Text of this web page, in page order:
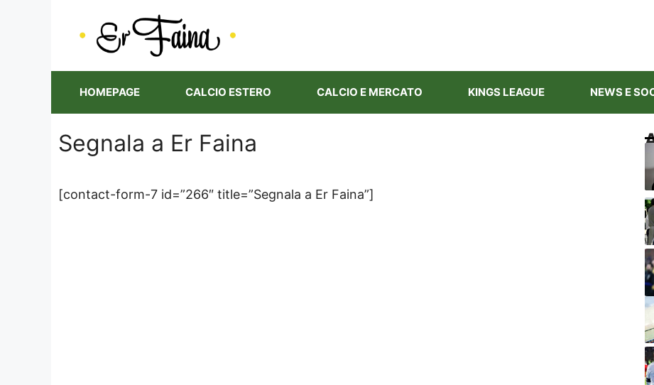
HOMEPAGE CALCIO ESTERO CALCIO E MERCATO KINGS LEAGUE NEWS E
Segnala a Er Faina
[contact-form-7 id=”266″ title=”Segnala a Er Faina”]